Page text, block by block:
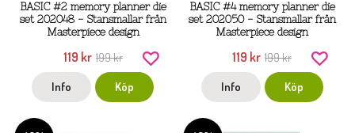
BASIC #2 memory planner die
set 202048 - Stansmallar från
Masterpiece design
119 kr 199 kr
Info Köp
BASIC #4 memory planner die
set 202050 - Stansmallar från
Masterpiece design
119 kr 199 kr
Info Köp